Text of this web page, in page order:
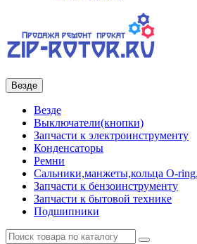
Везде
Везде
Выключатели(кнопки)
Запчасти к электроинструменту
Конденсаторы
Ремни
Сальники,манжеты,кольца О-
Запчасти к бензоинструменту
Запчасти к бытовой технике
Подшипники